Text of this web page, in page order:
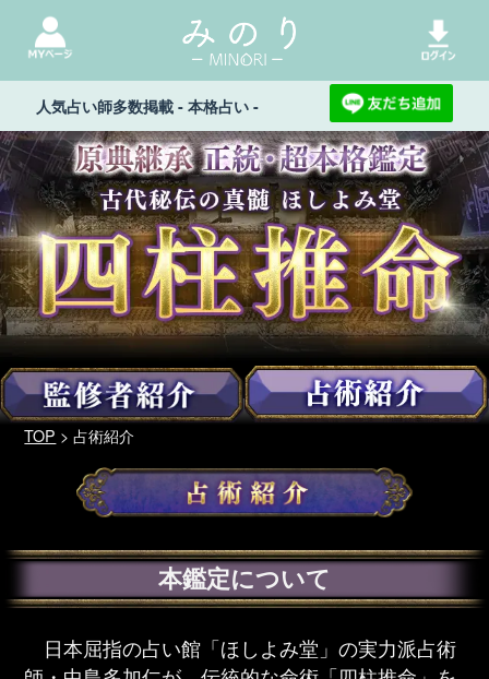
人気占い師多数掲載 - 本格占い -
TOP > 占術紹介
本鑑定について
日本屈指の占い館「ほしよみ堂」の実力派占術